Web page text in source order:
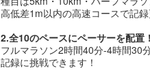
高低差1m以内の高速コースで記
2.全10のペースにペーサーを配置！
フルマラソン2時間40分-4時間30
記録に挑戦できます！